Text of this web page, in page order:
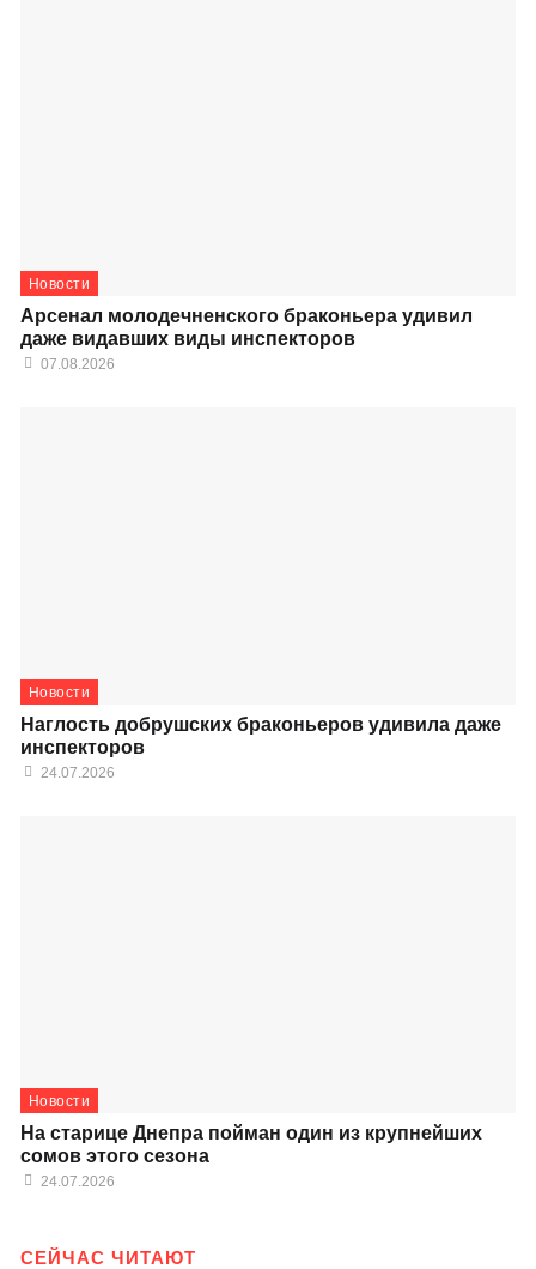
Новости
Арсенал молодечненского браконьера удивил
даже видавших виды инспекторов
07.08.2026
Новости
Наглость добрушских браконьеров удивила даже
инспекторов
24.07.2026
Новости
На старице Днепра пойман один из крупнейших
сомов этого сезона
24.07.2026
СЕЙЧАС ЧИТАЮТ